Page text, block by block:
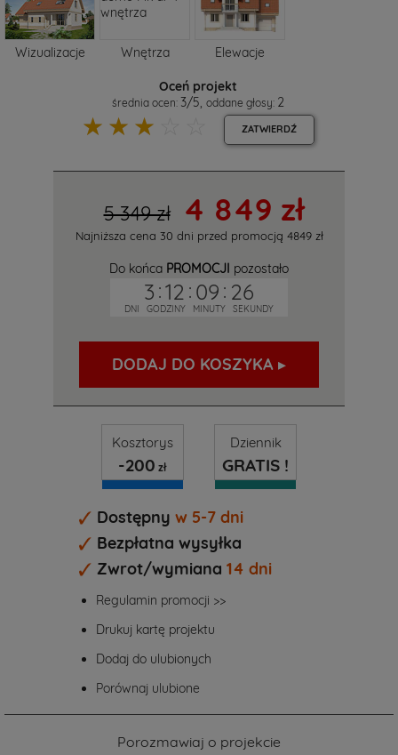
Wizualizacje Wnętrza Elewacje
Oceń projekt
średnia ocen: 3/5 oddane głosy: 2
☆
☆
☆ ZATWIERDŹ
5 349 zł 4 849 zł
Najniższa cena 30 dni przed promocją 4849 zł
Do końca PROMOCJI pozostało
3 :12 : 09 : 25
DNI GODZINY MINUTY SEKUNDY
DODAJ DO KOSZYKA ▸
Kosztorys
-200 zł
Dziennik
GRATIS !
Dostępny w 5-7 dni
Bezpłatna wysyłka
Zwrot/wymiana 14 dni
Regulamin promocji >>
Drukuj kartę projektu
Dodaj do ulubionych
Porównaj ulubione
Porozmawiaj o projekcie